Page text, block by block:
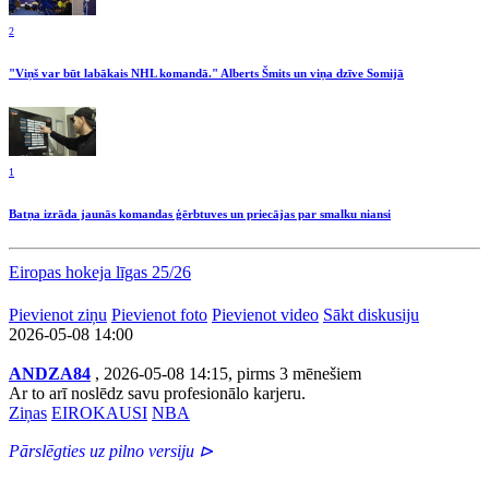
2
"Viņš var būt labākais NHL komandā." Alberts Šmits un viņa dzīve Somijā
1
Batņa izrāda jaunās komandas ģērbtuves un priecājas par smalku niansi
Eiropas hokeja līgas 25/26
Pievienot ziņu Pievienot foto Pievienot video Sākt diskusiju
2026-05-08 14:00
ANDZA84 , 2026-05-08 14:15, pirms 3 mēnešiem
Ar to arī noslēdz savu profesionālo karjeru.
Ziņas EIROKAUSI NBA
Pārslēgties uz pilno versiju ⊳